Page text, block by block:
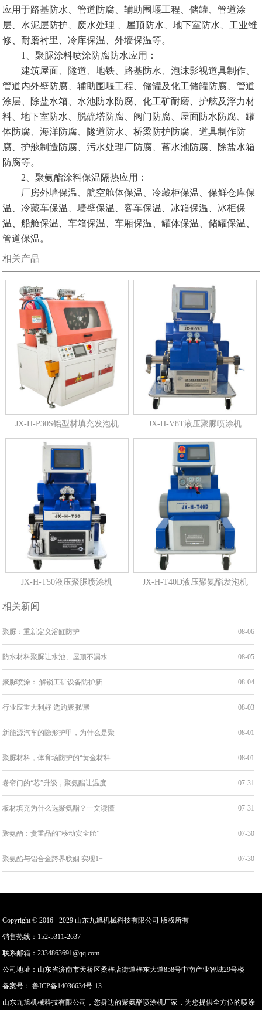
应用于路基防水、管道防腐、辅助围堰工程、储罐、管道涂
层、水泥层防护、废水处理 、屋顶防水、地下室防水、工业维
修、耐磨衬里、冷库保温、外墙保温等。
1、聚脲涂料喷涂防腐防水应用：
建筑屋面、隧道、地铁、路基防水、泡沫影视道具制作、
管道内外壁防腐、辅助围堰工程、储罐及化工储罐防腐、管道
涂层、除盐水箱、水池防水防腐、化工矿耐磨、护舷及浮力材
料、地下室防水、脱硫塔防腐、阀门防腐、屋面防水防腐、罐
体防腐、海洋防腐、隧道防水、桥梁防护防腐、道具制作防
腐、护舷制造防腐、污水处理厂防腐、蓄水池防腐、除盐水箱
防腐等。
2、聚氨酯涂料保温隔热应用：
厂房外墙保温、航空舱体保温、冷藏柜保温、保鲜仓库保
温、冷藏车保温、墙壁保温、客车保温、冰箱保温、冰柜保
温、船舱保温、车箱保温、车厢保温、罐体保温、储罐保温、
管道保温。
相关产品
JX-H-P30S铝型材填充发泡机 JX-H-V8T液压聚脲喷涂机
JX-H-T50液压聚脲喷涂机 JX-H-T40D液压聚氨酯发泡机
相关新闻
聚脲：重新定义浴缸防护 08-06
防水材料聚脲让水池、屋顶不漏水 08-05
聚脲喷涂： 解锁工矿设备防护新 08-04
行业应重大利好 选购聚脲/聚 08-03
新能源汽车的隐形护甲，为什么是聚 08-01
聚脲材料，体育场防护的“黄金材料 08-01
卷帘门的“芯”升级，聚氨酯让温度 07-31
板材填充为什么选聚氨酯？一文读懂 07-31
聚氨酯：贵重品的“移动安全舱” 07-30
聚氨酯与铝合金跨界联姻 实现1+ 07-30
Copyright © 2016 - 2029 山东九旭机械科技有限公司 版权所有
销售热线：152-5311-2637
联系邮箱：2334863691@qq.com
公司地址：山东省济南市天桥区桑梓店街道梓东大道858号中南产业智城29号楼
备案号：鲁ICP备14036634号-13
山东九旭机械科技有限公司，您身边的聚氨酯喷涂机厂家，为您提供全方位的喷涂